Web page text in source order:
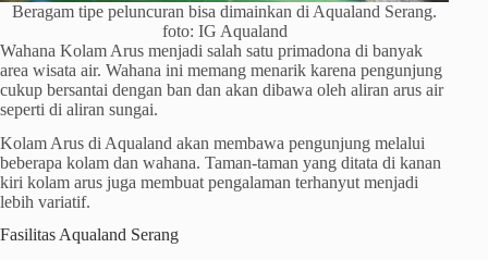
Beragam tipe peluncuran bisa dimainkan di Aqualand Serang.
foto: IG Aqualand
Wahana Kolam Arus menjadi salah satu primadona di banyak
area wisata air. Wahana ini memang menarik karena pengunjung
cukup bersantai dengan ban dan akan dibawa oleh aliran arus air
seperti di aliran sungai.
Kolam Arus di Aqualand akan membawa pengunjung melalui
beberapa kolam dan wahana. Taman-taman yang ditata di kanan
kiri kolam arus juga membuat pengalaman terhanyut menjadi
lebih variatif.
Fasilitas Aqualand Serang